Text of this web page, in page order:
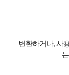
변환하거나,사